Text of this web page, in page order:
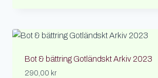
Bot & bättring Gotländskt Arkiv 2023
290,00 kr